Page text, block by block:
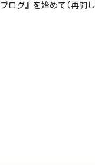
ログ』を始めて(再開